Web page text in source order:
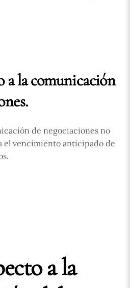
a la comunicación
de negociaciones no
el vencimiento anticipado de
a la